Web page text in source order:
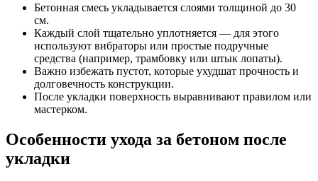
Бетонная смесь укладывается слоями толщиной до 30
см.
Каждый слой тщательно уплотняется — для этого
используют вибраторы или простые подручные
средства (например, трамбовку или штык лопаты).
Важно избежать пустот, которые ухудшат прочность и
долговечность конструкции.
После укладки поверхность выравнивают правилом или
мастерком.
Особенности ухода за бетоном после
укладки